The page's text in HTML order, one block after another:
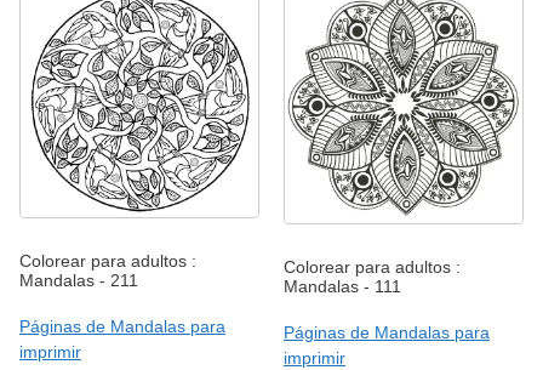
Colorear para adultos :
Mandalas - 211
Páginas de Mandalas para
imprimir
Colorear para adultos :
Mandalas - 111
Páginas de Mandalas para
imprimir